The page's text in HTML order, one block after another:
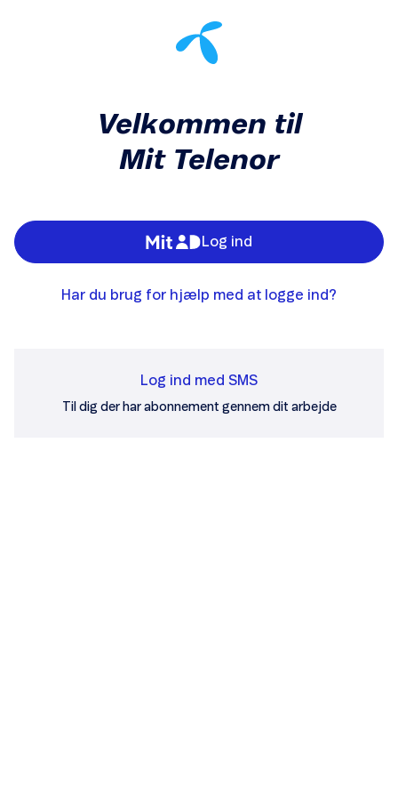
Velkommen til
Mit Telenor
Log ind
Har du brug for hjælp med at logge ind?
Log ind med SMS
Til dig der har abonnement gennem dit arbejde